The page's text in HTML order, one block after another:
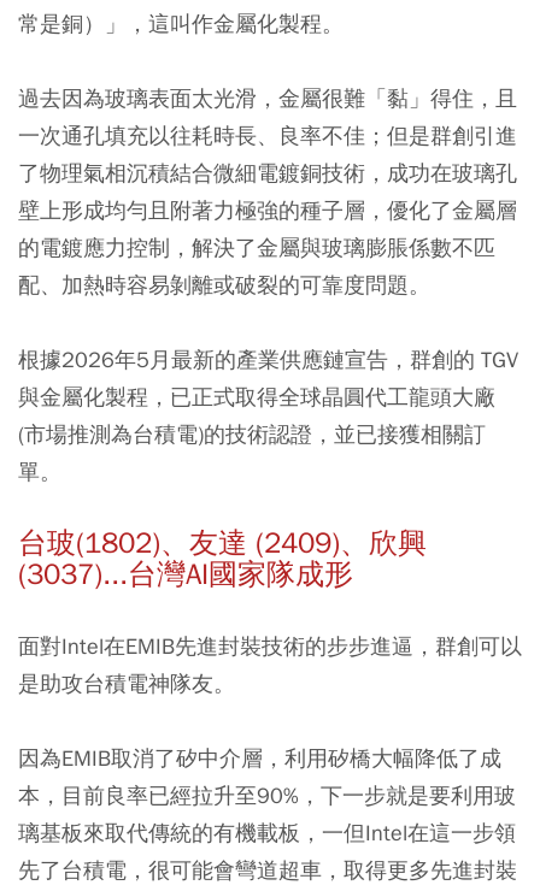
常是銅）」，這叫作金屬化製程。
過去因為玻璃表面太光滑，金屬很難「黏」得住，且
一次通孔填充以往耗時長、良率不佳；但是群創引進
了物理氣相沉積結合微細電鍍銅技術，成功在玻璃孔
壁上形成均勻且附著力極強的種子層，優化了金屬層
的電鍍應力控制，解決了金屬與玻璃膨脹係數不匹
配、加熱時容易剝離或破裂的可靠度問題。
根據2026年5月最新的產業供應鏈宣告，群創的 TGV
與金屬化製程，已正式取得全球晶圓代工龍頭大廠
(市場推測為台積電)的技術認證，並已接獲相關訂
單。
台玻(1802)、友達 (2409)、欣興
(3037)...台灣AI國家隊成形
面對Intel在EMIB先進封裝技術的步步進逼，群創可以
是助攻台積電神隊友。
因為EMIB取消了矽中介層，利用矽橋大幅降低了成
本，目前良率已經拉升至90%，下一步就是要利用玻
璃基板來取代傳統的有機載板，一但Intel在這一步領
先了台積電，很可能會彎道超車，取得更多先進封裝